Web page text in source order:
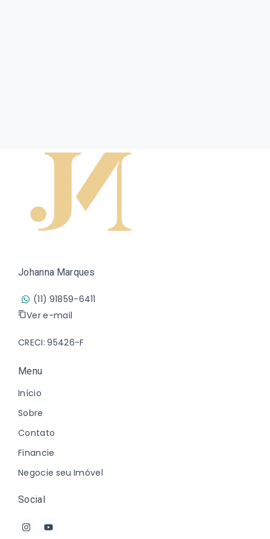
Johanna Marques
(11) 91859-6411
Ver e-mail
CRECI: 95426-F
Menu
Início
Sobre
Contato
Financie
Negocie seu Imóvel
Social